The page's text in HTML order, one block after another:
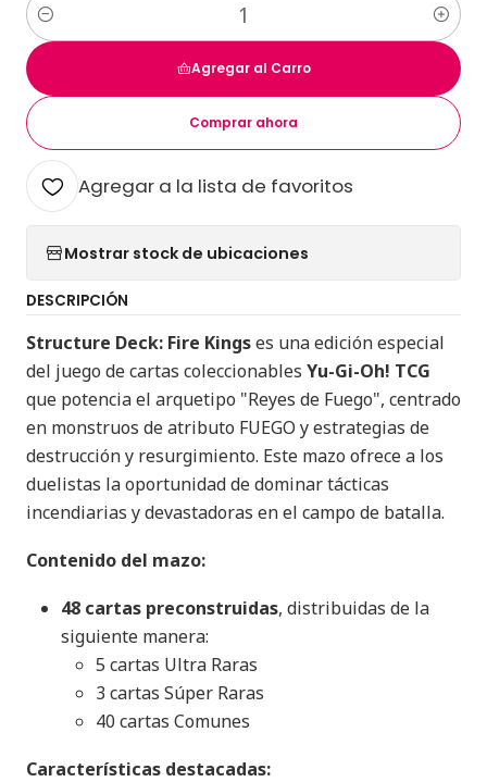
Cantidad
Agregar al Carro
Comprar ahora
Agregar a la lista de favoritos
Mostrar stock de ubicaciones
DESCRIPCIÓN
Structure Deck: Fire Kingses una edición especial
del juego de cartas coleccionables Yu-Gi-Oh! TCG
que potencia el arquetipo "Reyes de Fuego", centrado
en monstruos de atributo FUEGO y estrategias de
destrucción y resurgimiento. Este mazo ofrece a los
duelistas la oportunidad de dominar tácticas
incendiarias y devastadoras en el campo de batalla.​
Contenido del mazo:
48 cartas preconstruidas, distribuidas de la
siguiente manera:​
5 cartas Ultra Raras​
3 cartas Súper Raras​
40 cartas Comunes​
Características destacadas: